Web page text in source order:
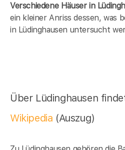
Verschiedene Häuser in
ein kleiner Anriss dessen, was
in Lüdinghausen untersucht
Über Lüdinghausen
Wikipedia (Auszug)